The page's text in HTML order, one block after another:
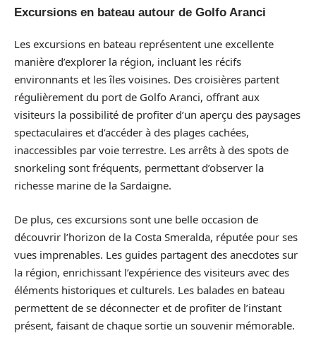
Excursions en bateau autour de Golfo Aranci
Les excursions en bateau représentent une excellente
manière d’explorer la région, incluant les récifs
environnants et les îles voisines. Des croisières partent
régulièrement du port de Golfo Aranci, offrant aux
visiteurs la possibilité de profiter d’un aperçu des paysages
spectaculaires et d’accéder à des plages cachées,
inaccessibles par voie terrestre. Les arrêts à des spots de
snorkeling sont fréquents, permettant d’observer la
richesse marine de la Sardaigne.
De plus, ces excursions sont une belle occasion de
découvrir l’horizon de la Costa Smeralda, réputée pour ses
vues imprenables. Les guides partagent des anecdotes sur
la région, enrichissant l’expérience des visiteurs avec des
éléments historiques et culturels. Les balades en bateau
permettent de se déconnecter et de profiter de l’instant
présent, faisant de chaque sortie un souvenir mémorable.